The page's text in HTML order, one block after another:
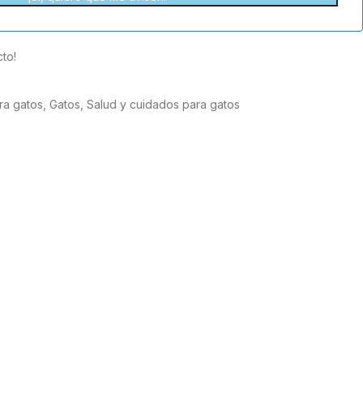
gatos Gatos Salud y cuidados para gatos